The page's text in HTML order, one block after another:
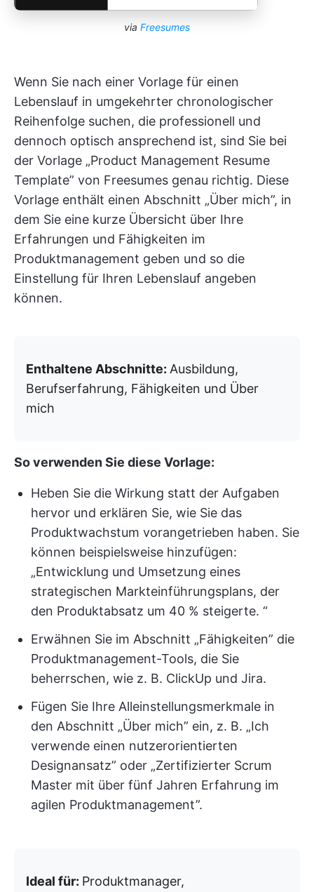
via Freesumes
Wenn Sie nach einer Vorlage für einen
Lebenslauf in umgekehrter chronologischer
Reihenfolge suchen, die professionell und
dennoch optisch ansprechend ist, sind Sie bei
der Vorlage „Product Management Resume
Template” von Freesumes genau richtig. Diese
Vorlage enthält einen Abschnitt „Über mich”, in
dem Sie eine kurze Übersicht über Ihre
Erfahrungen und Fähigkeiten im
Produktmanagement geben und so die
Einstellung für Ihren Lebenslauf angeben
können.
Enthaltene Abschnitte: Ausbildung,
Berufserfahrung, Fähigkeiten und Über
mich
So verwenden Sie diese Vorlage:
Heben Sie die Wirkung statt der Aufgaben
hervor und erklären Sie, wie Sie das
Produktwachstum vorangetrieben haben. Sie
können beispielsweise hinzufügen:
„Entwicklung und Umsetzung eines
strategischen Markteinführungsplans, der
den Produktabsatz um 40 % steigerte. “
Erwähnen Sie im Abschnitt „Fähigkeiten” die
Produktmanagement-Tools, die Sie
beherrschen, wie z. B. ClickUp und Jira.
Fügen Sie Ihre Alleinstellungsmerkmale in
den Abschnitt „Über mich” ein, z. B. „Ich
verwende einen nutzerorientierten
Designansatz” oder „Zertifizierter Scrum
Master mit über fünf Jahren Erfahrung im
agilen Produktmanagement”.
Ideal für: Produktmanager,